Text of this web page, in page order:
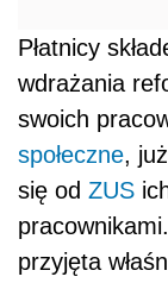
Płatnicy
wdrażania
swoich
społeczne,
się od ZUS
przyjęta